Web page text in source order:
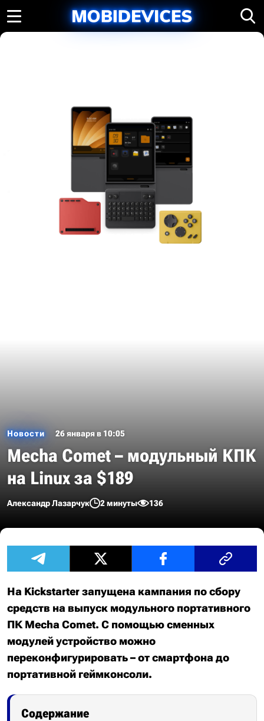
Новости 26 января в 10:05
Mecha Comet – модульный КПК
на Linux за $189
Александр Лазарчук 2 минуты 136
На Kickstarter запущена кампания по сбору
средств на выпуск модульного портативного
ПК Mecha Comet. С помощью сменных
модулей устройство можно
переконфигурировать – от смартфона до
портативной геймконсоли.
Содержание